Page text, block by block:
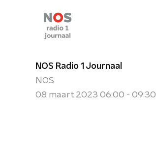
NOS Radio 1 Journaal
NOS
08 maart 2023 06:00 - 09:30